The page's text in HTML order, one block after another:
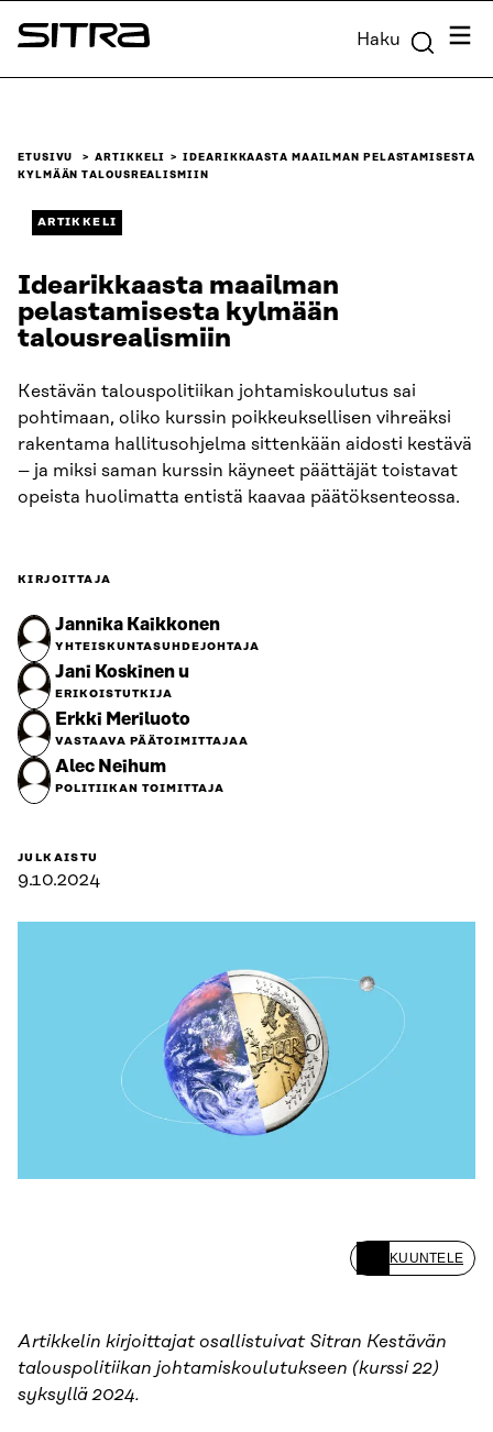
Siirry
suoraan
Sitra Haku
ETUSIVU ARTIKKELI
IDEARIKKAASTA MAAILMAN PELASTAMISESTA
KYLMÄÄN TALOUSREALISMIIN
ARTIKKELI
Idearikkaasta maailman
pelastamisesta kylmään
talousrealismiin
Kestävän talouspolitiikan johtamiskoulutus sai
pohtimaan, oliko kurssin poikkeuksellisen vihreäksi
rakentama hallitusohjelma sittenkään aidosti kestävä
– ja miksi saman kurssin käyneet päättäjät toistavat
opeista huolimatta entistä kaavaa päätöksenteossa.
KIRJOITTAJA
Jannika Kaikkonen
YHTEISKUNTASUHDEJOHTAJA
Jani Koskinen u
ERIKOISTUTKIJA
Erkki Meriluoto
VASTAAVA PÄÄTOIMITTAJAA
Alec Neihum
POLITIIKAN TOIMITTAJA
JULKAISTU
9.10.2024
KUUNTELE
Artikkelin kirjoittajat osallistuivat Sitran Kestävän
talouspolitiikan johtamiskoulutukseen (kurssi 22)
syksyllä 2024.